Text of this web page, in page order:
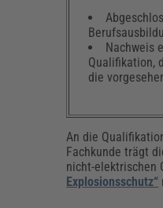
Nachweis
Qualifikation,
die
An die
Fachkunde trägt
nicht-elektrischen
Explosionsschutz“